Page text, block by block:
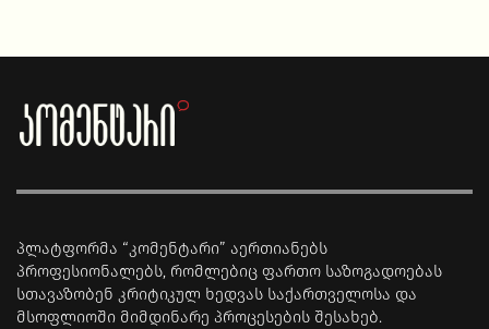
პლატფორმა “კომენტარი” აერთიანებს
პროფესიონალებს, რომლებიც ფართო საზოგადოებას
სთავაზობენ კრიტიკულ ხედვას საქართველოსა და
მსოფლიოში მიმდინარე პროცესების შესახებ.